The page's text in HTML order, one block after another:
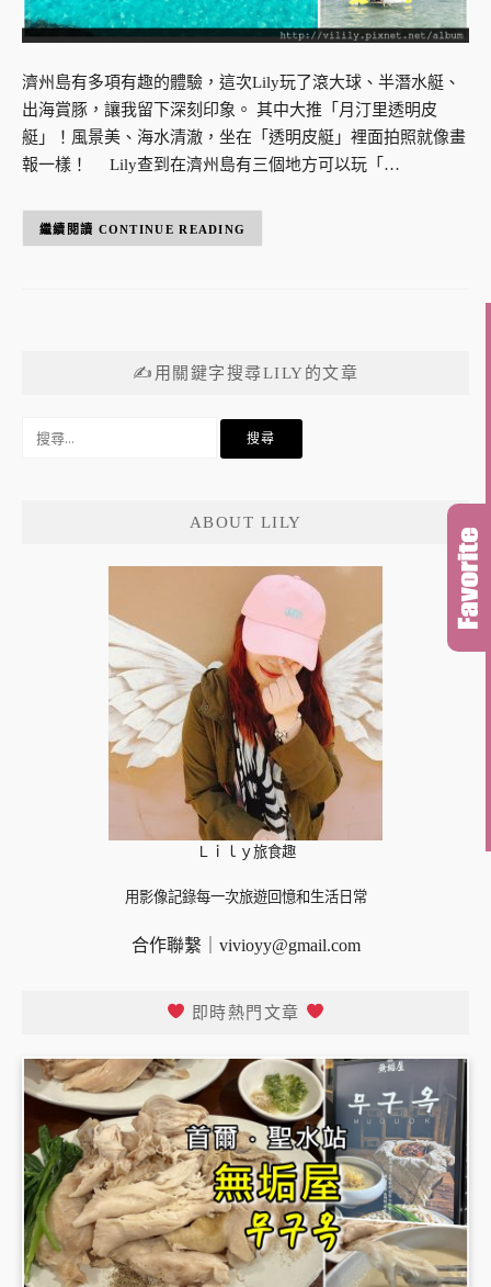
濟州島有多項有趣的體驗，這次Lily玩了滾大球、半潛水艇、
出海賞豚，讓我留下深刻印象。 其中大推「月汀里透明皮
艇」！風景美、海水清澈，坐在「透明皮艇」裡面拍照就像畫
報一樣！ Lily查到在濟州島有三個地方可以玩「…
CONTINUE READING
✍用關鍵字搜尋LILY的文章
ABOUT LILY
Ｌｉｌｙ旅食趣
用影像記錄每一次旅遊回憶和生活日常
合作聯繫｜ vivioyy@gmail.com
即時熱門文章